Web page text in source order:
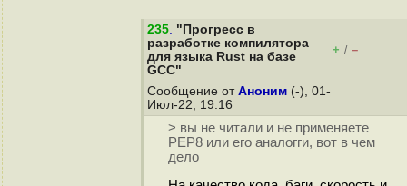
235. "Прогресс в
разработке компилятора
для языка Rust на базе
GCC"
+ / –
Сообщение от Аноним (-), 01-
Июл-22, 19:16
> вы не читали и не применяете
PEP8 или его аналогги, вот в чем
дело